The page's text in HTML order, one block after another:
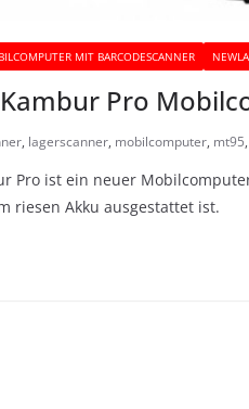
MIT BARCODESCANNER
Pro
, lagerscanner, mobilcomputer, mt95,
Pro ist ein neuer
riesen Akku ausgestattet ist.